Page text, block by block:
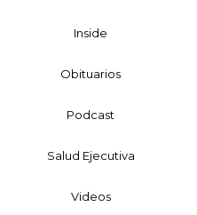
Inside
Obituarios
Podcast
Salud Ejecutiva
Videos